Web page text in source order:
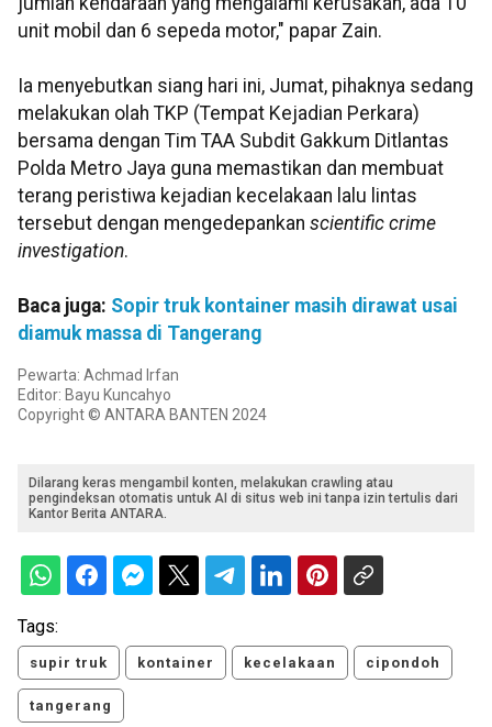
unit mobil dan 6 sepeda motor," papar Zain.
Ia menyebutkan siang hari ini, Jumat, pihaknya sedang
melakukan olah TKP (Tempat Kejadian Perkara)
bersama dengan Tim TAA Subdit Gakkum Ditlantas
Polda Metro Jaya guna memastikan dan membuat
terang peristiwa kejadian kecelakaan lalu lintas
tersebut dengan mengedepankan scientific crime
investigation.
Baca juga: Sopir truk kontainer masih dirawat usai
diamuk massa di Tangerang
Pewarta: Achmad Irfan
Editor: Bayu Kuncahyo
Copyright © ANTARA BANTEN 2024
Dilarang keras mengambil konten, melakukan crawling atau
pengindeksan otomatis untuk AI di situs web ini tanpa izin tertulis dari
Kantor Berita ANTARA.
Tags:
supir truk kontainer kecelakaan cipondoh
tangerang